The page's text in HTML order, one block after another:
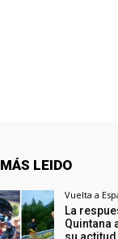
MÁS LEIDO
Vuelta a
La
Quintana